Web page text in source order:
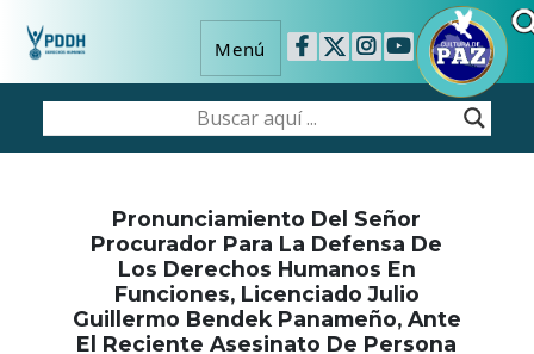
Menú
Pronunciamiento Del Señor
Procurador Para La Defensa De
Los Derechos Humanos En
Funciones, Licenciado Julio
Guillermo Bendek Panameño, Ante
El Reciente Asesinato De Persona